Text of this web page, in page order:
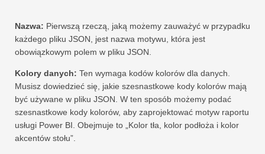
Nazwa: Pierwszą rzeczą, jaką możemy zauważyć w przypadku
każdego pliku JSON, jest nazwa motywu, która jest
obowiązkowym polem w pliku JSON.
Kolory danych: Ten wymaga kodów kolorów dla danych.
Musisz dowiedzieć się, jakie szesnastkowe kody kolorów mają
być używane w pliku JSON. W ten sposób możemy podać
szesnastkowe kody kolorów, aby zaprojektować motyw raportu
usługi Power BI. Obejmuje to „Kolor tła, kolor podłoża i kolor
akcentów stołu”.